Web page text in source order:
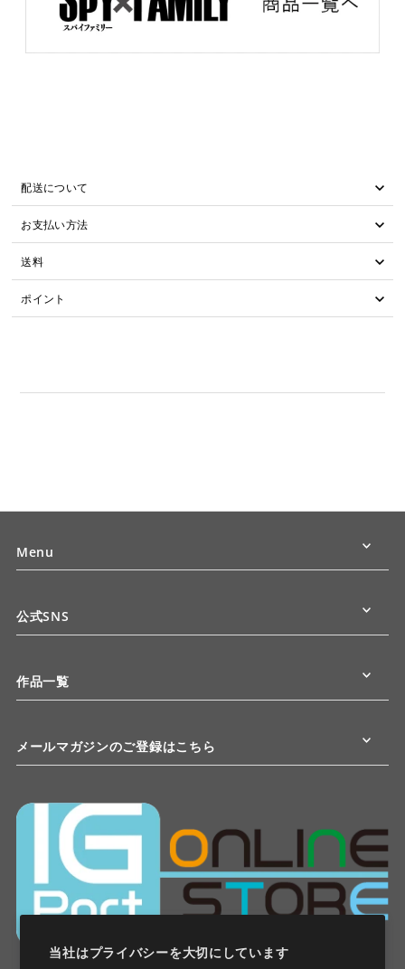
当社はプライバシーを大切にしています
配送について
お支払い方法
送料
ポイント
Menu
公式SNS
作品一覧
メールマガジンのご登録はこちら